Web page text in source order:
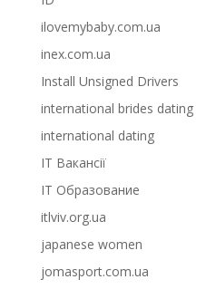
ilovemybaby.com.ua
inex.com.ua
Install Unsigned Drivers
international brides dating
international dating
IT Вакансії
IT Образование
itlviv.org.ua
japanese women
jomasport.com.ua